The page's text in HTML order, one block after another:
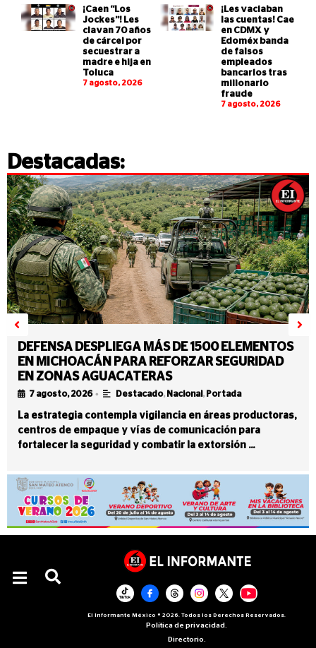
¡Caen “Los
Jockes”! Les
clavan 70 años
de cárcel por
secuestrar a
madre e hija en
Toluca
7 agosto, 2026
¡Les vaciaban
las cuentas! Cae
en CDMX y
Edoméx banda
de falsos
empleados
bancarios tras
millonario
fraude
7 agosto, 2026
Destacadas:
DEFENSA DESPLIEGA MÁS DE 1500 ELEMENTOS
EN MICHOACÁN PARA REFORZAR SEGURIDAD
EN ZONAS AGUACATERAS
7 agosto, 2026 • Destacado, Nacional , Portada
La estrategia contempla vigilancia en áreas productoras,
centros de empaque y vías de comunicación para
fortalecer la seguridad y combatir la extorsión …
El Informante México ® 2026. Todos los Derechos Reservados.
Política de privacidad.
Directorio.